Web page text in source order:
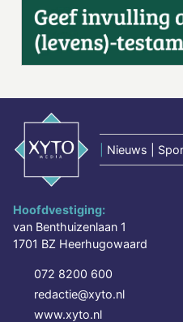
Nieuws |
Hoofdvestiging:
van Benthuizenlaan 1
1701 BZ Heerhugowaard
072 8200 600
redactie@xyto.nl
www.xyto.nl